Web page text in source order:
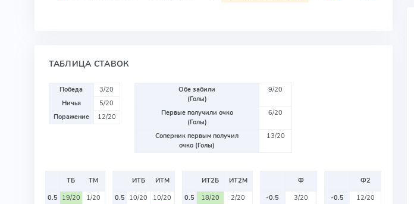
ТАБЛИЦА СТАВОК
Победа
3/20
Ничья
5/20
Поражение
12/20
Обе забили
(Голы)
9/20
Первые получили очко
(Голы)
6/20
Соперник первым получил
очко (Голы)
13/20
ТБ
ТМ
0.5 19/20
1/20
ИТБ
ИТМ
0.5 10/20
10/20
ИТ2Б
ИТ2М
0.5
18/20
2/20
Ф
-0.5
3/20
Ф2
-0.5
12/20